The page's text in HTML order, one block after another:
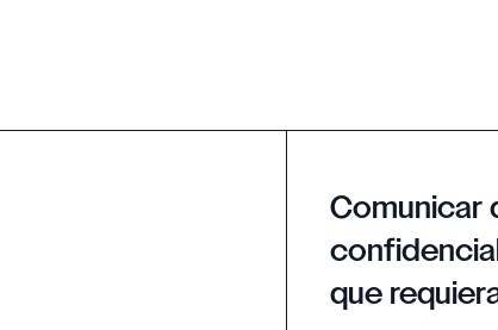
Comunicar
que